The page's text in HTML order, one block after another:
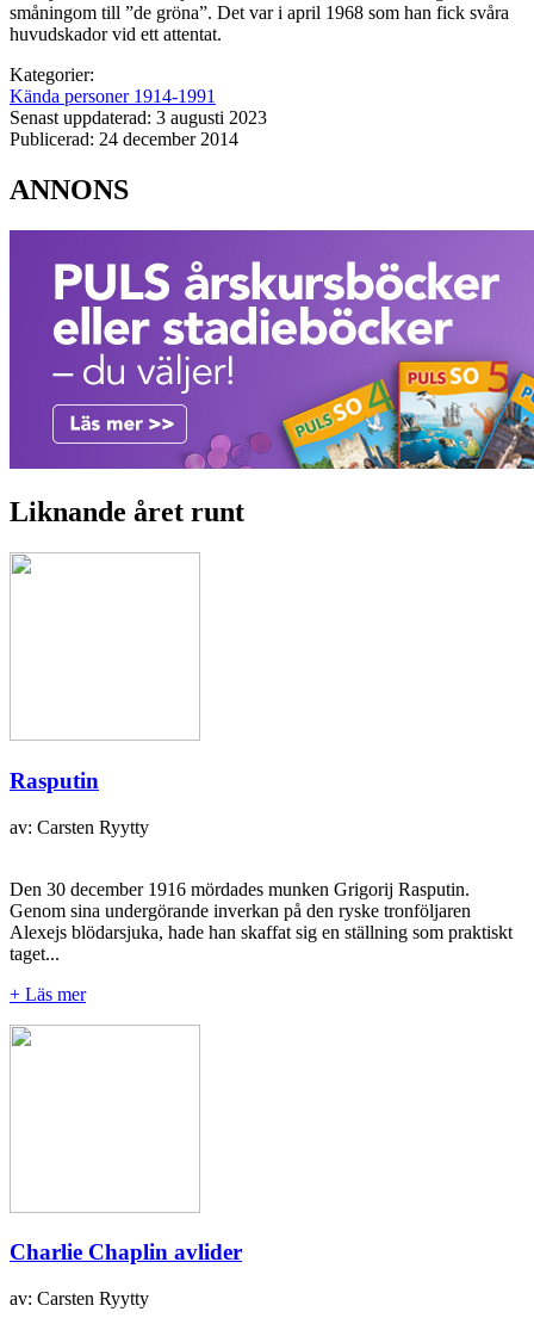
småningom till ”de gröna”. Det var i april 1968 som han fick svåra
huvudskador vid ett attentat.
Kategorier:
Kända personer 1914-1991
Senast uppdaterad: 3 augusti 2023
Publicerad: 24 december 2014
ANNONS
Liknande året runt
Rasputin
av: Carsten Ryytty
Den 30 december 1916 mördades munken Grigorij Rasputin.
Genom sina undergörande inverkan på den ryske tronföljaren
Alexejs blödarsjuka, hade han skaffat sig en ställning som praktiskt
taget...
+ Läs mer
Charlie Chaplin avlider
av: Carsten Ryytty